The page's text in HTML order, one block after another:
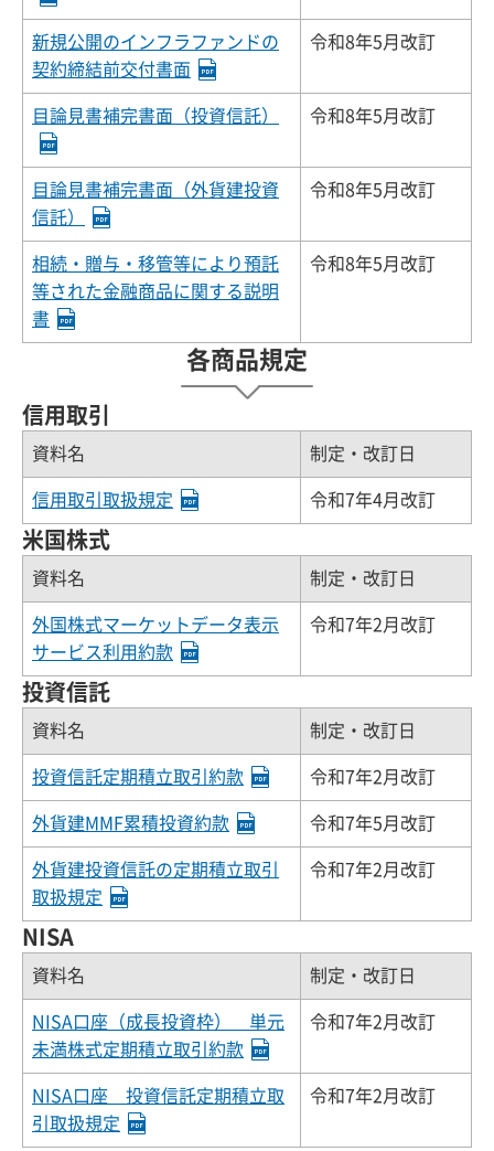
新規公開のインフラファンドの
契約締結前交付書面
令和8年5月改訂
目論見書補完書面（投資信託） 令和8年5月改訂
目論見書補完書面（外貨建投資
信託）
令和8年5月改訂
相続・贈与・移管等により預託
等された金融商品に関する説明
書
令和8年5月改訂
各商品規定
信用取引
資料名 制定・改訂日
信用取引取扱規定 令和7年4月改訂
米国株式
資料名 制定・改訂日
外国株式マーケットデータ表示
サービス利用約款
令和7年2月改訂
投資信託
資料名 制定・改訂日
投資信託定期積立取引約款 令和7年2月改訂
外貨建MMF累積投資約款 令和7年5月改訂
外貨建投資信託の定期積立取引
取扱規定
令和7年2月改訂
NISA
資料名 制定・改訂日
NISA口座（成長投資枠） 単元
未満株式定期積立取引約款
令和7年2月改訂
NISA口座 投資信託定期積立取
引取扱規定
令和7年2月改訂